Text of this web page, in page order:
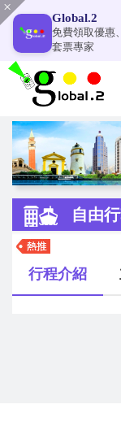
Global.2
免費領取優惠
套票專家
自由
行程介紹